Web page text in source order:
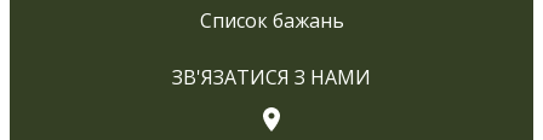
Список бажань
ЗВ'ЯЗАТИСЯ З НАМИ